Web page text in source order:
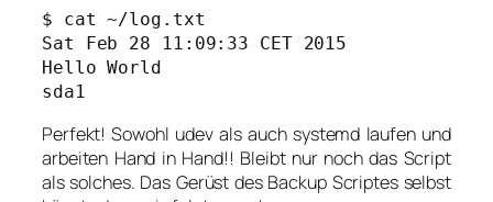
$ cat ~/log.txt
Sat Feb 28 11:09:33 CET 2015
Hello World
sda1
Perfekt! Sowohl udev als auch systemd laufen und
arbeiten Hand in Hand!! Bleibt nur noch das Script
als solches. Das Gerüst des Backup Scriptes selbst